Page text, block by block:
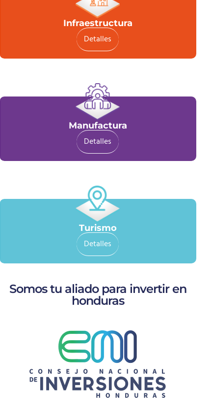
Infraestructura
Detalles
Manufactura
Detalles
Turismo
Detalles
Somos tu aliado para invertir en
honduras